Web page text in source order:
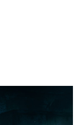
魅力を画面や操作の
派で骨太な評論連載